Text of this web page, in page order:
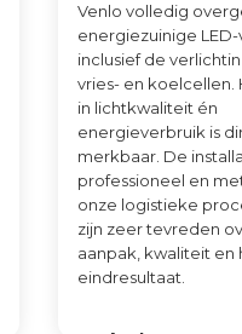
Venlo volledig
energiezuinige
inclusief de
vries- en koelcellen.
in lichtkwaliteit én
energieverbruik is
merkbaar. De
professioneel en
onze logistieke
zijn zeer tevreden
aanpak, kwaliteit en
eindresultaat.